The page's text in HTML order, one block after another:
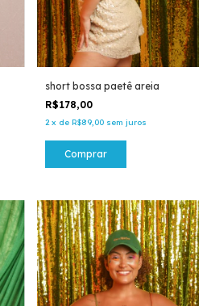
short bossa paetê areia
R$178,00
2 x de R$89,00 sem juros
Comprar